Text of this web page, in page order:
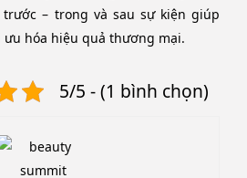
– trong và sau sự kiện giúp
hóa hiệu quả thương mại.
5/5 - (1 bình chọn)